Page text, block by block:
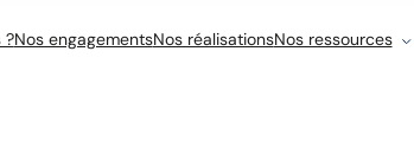
?Nos engagementsNos réalisationsNos ressources